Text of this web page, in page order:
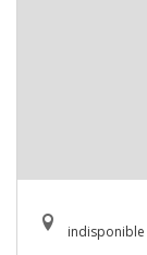
indisponible